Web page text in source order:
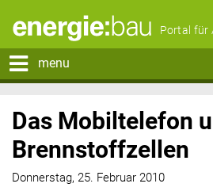
Portal für
menu
Das Mobiltelefon
Brennstoffzellen
Donnerstag, 25. Februar 2010